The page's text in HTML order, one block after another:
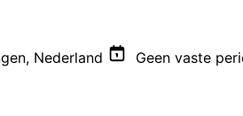
Nederland Geen vaste